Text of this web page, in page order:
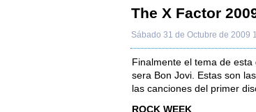
The X Factor
Sábado 31 de Octubre de 2009
Finalmente el tema de
sera Bon Jovi. Estas son
las canciones del primer
ROCK WEEK